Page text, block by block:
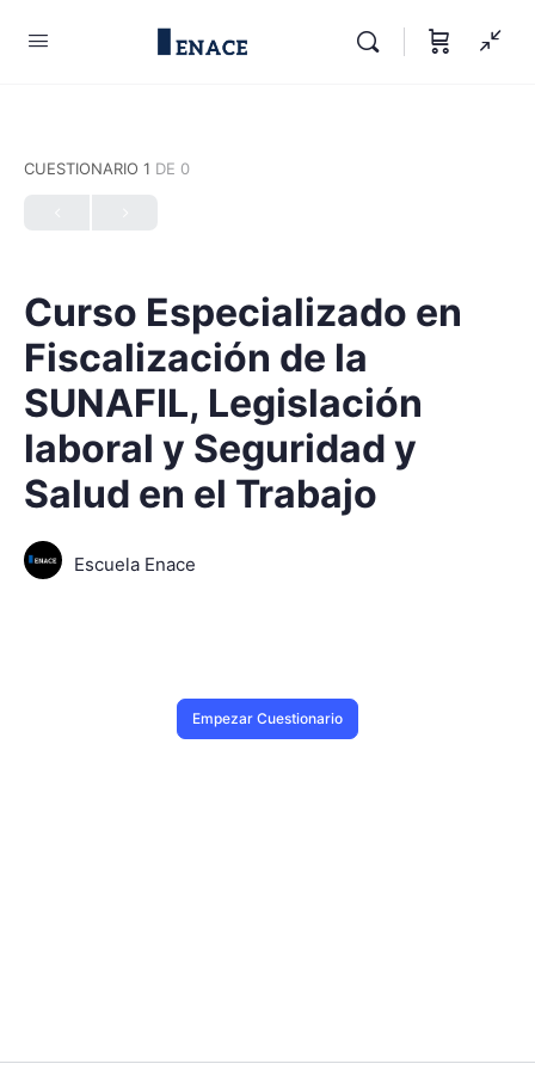
CUESTIONARIO 1 DE 0
Curso Especializado en
Fiscalización de la
SUNAFIL, Legislación
laboral y Seguridad y
Salud en el Trabajo
Escuela Enace